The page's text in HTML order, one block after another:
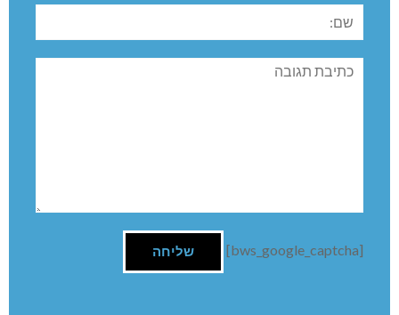
שם:
תגובה
[bws_google_captcha]